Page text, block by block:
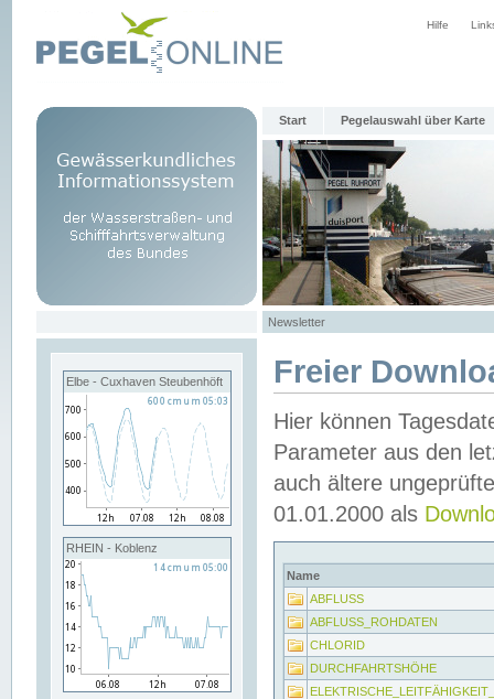
Hilfe
Start Pegelauswahl über Karte
Newsletter
Elbe - Cuxhaven Steubenhöft
RHEIN - Koblenz
Freier
Hier können
Parameter aus den
auch ältere
01.01.2000 als
Name
ABFLUSS
ABFLUSS_ROHDATEN
CHLORID
DURCHFAHRTSHÖHE